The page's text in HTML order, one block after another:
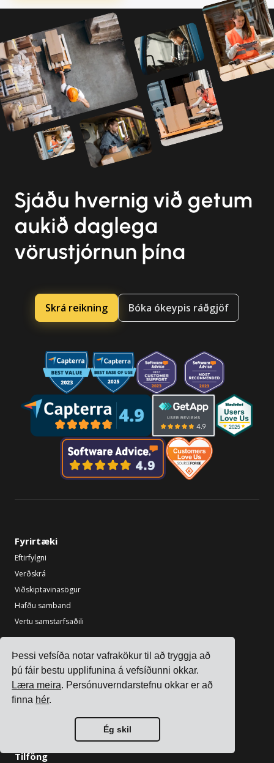
Þessi vefsíða notar vafrakökur til að tryggja að
þú fáir bestu upplifunina á vefsíðunni okkar.
Læra meira. Persónuverndarstefnu okkar er að
finna hér.
Ég skil
Sjáðu hvernig við getum
aukið daglega
vörustjórnun þína
Skrá reikning Bóka ókeypis ráðgjöf
Fyrirtæki
Eftirfylgni
Verðskrá
Viðskiptavinasögur
Hafðu samband
Vertu samstarfsaðili
Atvinnugreinar
Flutningsstjórnunarkerfi fyrir raftækjaframleiðendur
Flutningsstjórnunarkerfi fyrir efnaframleiðendur
Flutningsstjórnunarkerfi fyrir málm- og vélaframleiðendur
Tilföng